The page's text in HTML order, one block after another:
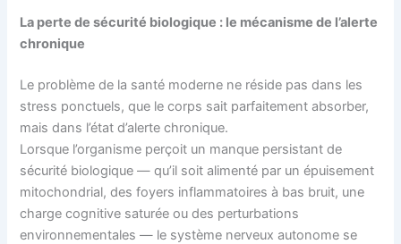
La perte de sécurité biologique : le mécanisme de l’alerte
chronique
Le problème de la santé moderne ne réside pas dans les
stress ponctuels, que le corps sait parfaitement absorber,
mais dans l’état d’alerte chronique.
Lorsque l’organisme perçoit un manque persistant de
sécurité biologique — qu’il soit alimenté par un épuisement
mitochondrial, des foyers inflammatoires à bas bruit, une
charge cognitive saturée ou des perturbations
environnementales — le système nerveux autonome se